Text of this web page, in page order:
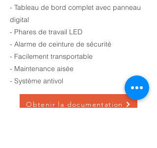
- Tableau de bord complet avec panneau
digital
- Phares de travail LED
- Alarme de ceinture de sécurité
- Facilement transportable
- Maintenance aisée
- Système antivol
Obtenir la documentation